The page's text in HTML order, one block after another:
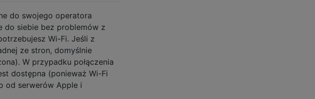
do swojego operatora
do siebie bez problemów z
Wi-Fi. Jeśli z
ze stron, domyślnie
W przypadku połączenia
dostępna (ponieważ Wi-Fi
od serwerów Apple i